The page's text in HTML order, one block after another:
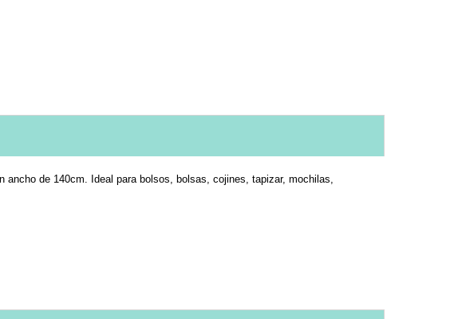
de 140cm. Ideal para bolsos, bolsas, cojines, tapizar, mochilas,